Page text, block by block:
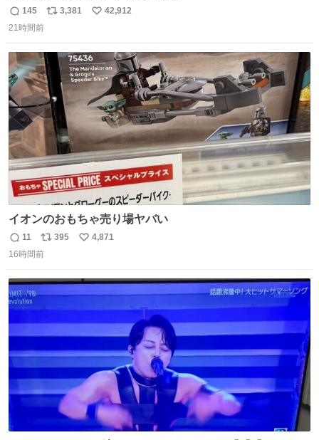
返
信
145
リ
ト
数
3,381
い
数
42,912
21時間前
イオンのおもちゃ売り場ヤバい
返
信
11
リ
ポ
ト
395
い
数
4,871
16時間前